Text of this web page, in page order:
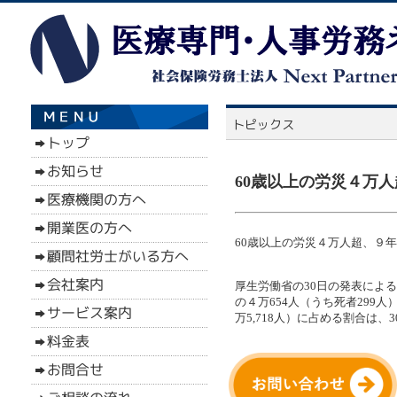
60歳以上の労災４万
60歳以上の労災４万人超、９
厚生労働省の30日の発表によ
の４万654人（うち死者299人
万5,718人）に占める割合は、